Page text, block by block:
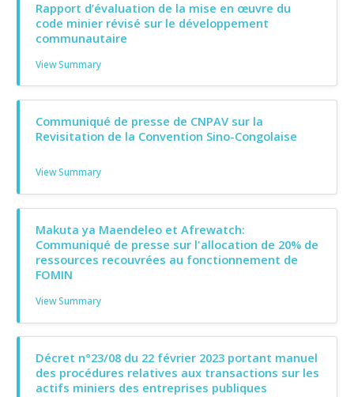
Rapport d’évaluation de la mise en œuvre du
code minier révisé sur le développement
communautaire
View Summary
Communiqué de presse de CNPAV sur la
Revisitation de la Convention Sino-Congolaise
View Summary
Makuta ya Maendeleo et Afrewatch:
Communiqué de presse sur l'allocation de 20% de
ressources recouvrées au fonctionnement de
FOMIN
View Summary
Décret n°23/08 du 22 février 2023 portant manuel
des procédures relatives aux transactions sur les
actifs miniers des entreprises publiques